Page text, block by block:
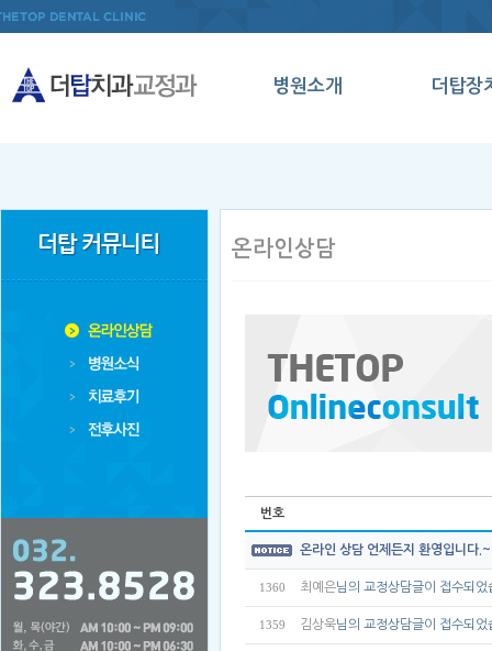
병원소개 더탑장
오시는길
온라인상담
번호
온라인 상담 언제든지 환영입니다
1360 최예은님의 교정상담글이 접수되었
1359 김상욱님의 교정상담글이 접수되었